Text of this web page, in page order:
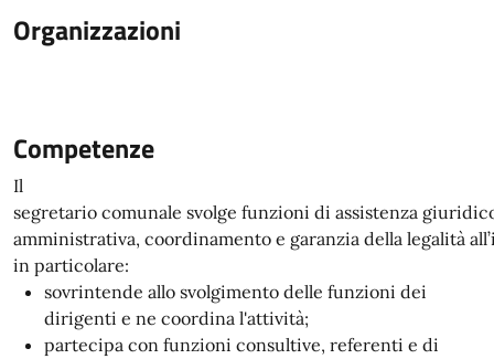
Organizzazioni
Competenze
Il
segretario comunale svolge funzioni di assistenza
amministrativa, coordinamento e garanzia della legalità
in particolare:
sovrintende allo svolgimento delle funzioni dei
dirigenti e ne coordina l'attività;
partecipa con funzioni consultive, referenti e di